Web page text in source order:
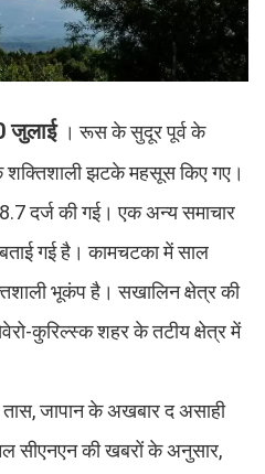
जुलाई । रूस के सुदूर पूर्व के
झटके महसूस किए गए।
दर्ज की गई। एक अन्य समाचार
गई है। कामचटका में साल
भूकंप है। सखालिन क्षेत्र की
कुरिल्स्क शहर के तटीय क्षेत्र में
जापान के अखबार द असाही
सीएनएन की खबरों के अनुसार,